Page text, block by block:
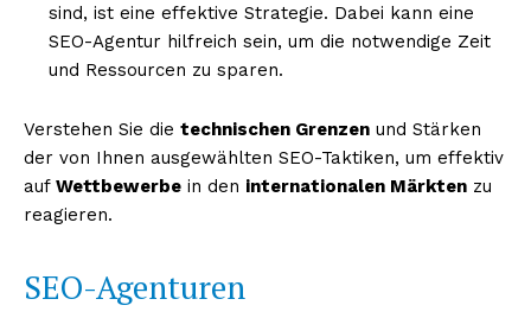
sind, ist eine effektive Strategie. Dabei kann eine
SEO-Agentur hilfreich sein, um die notwendige Zeit
und Ressourcen zu sparen.
Verstehen Sie die technischen Grenzen und Stärken
der von Ihnen ausgewählten SEO-Taktiken, um effektiv
auf Wettbewerbe in den internationalen Märkten zu
reagieren.
SEO-Agenturen